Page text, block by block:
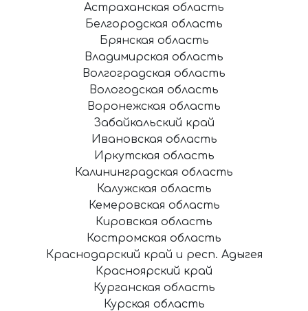
Астраханская область
Белгородская область
Брянская область
Владимирская область
Волгоградская область
Вологодская область
Воронежская область
Забайкальский край
Ивановская область
Иркутская область
Калининградская область
Калужская область
Кемеровская область
Кировская область
Костромская область
Краснодарский край и респ. Адыгея
Красноярский край
Курганская область
Курская область